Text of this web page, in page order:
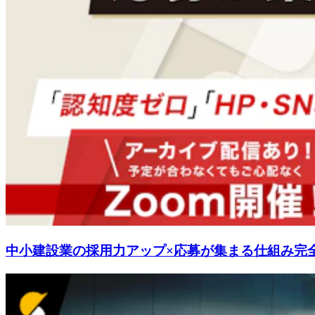
中小建設業の採用力アップ×応募が集まる仕組み完